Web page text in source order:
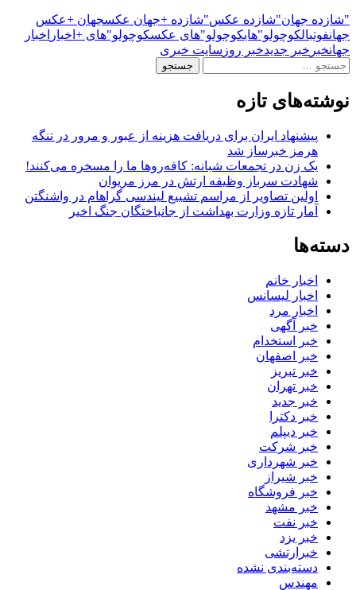
"شازده جهان"شازده عکس"شازده +جهان عکسجهان +عکس
جهانفوتبالکوچولو"هایکوچولو"های عکسکوچولو"های + اخبار اخبار
جهانخبر خبر جدیدخبر روز سایت خبری
جستجو
نوشته‌های تازه
پیشنهاد ایران برای دریافت هزینه از عبور و مرور در تنگه
هرمز خبرساز شد
یک زن در تجمعات شبانه: کافه‌روها ما را مسخره می‌کنند!
شهادت سرباز وظیفه ارتش در مرز مریوان
اولین تصاویر از مراسم تشییع لیندسی گراهام در واشنگتن
آمار تازه وزارت بهداشت از جانباختگان جنگ اخیر
دسته‌ها
اخبار خانم
اخبار لیسانس
اخبار مرد
خبر آگهی
خبر استخدام
خبر اصفهان
خبر تبریز
خبر تهران
خبر جدید
خبر دکترا
خبر دیپلم
خبر شرکت
خبر شهرداری
خبر شیراز
خبر فروشگاه
خبر مشهد
خبر نفت
خبر یزد
خبرارتشی
دسته‌بندی نشده
مهندس